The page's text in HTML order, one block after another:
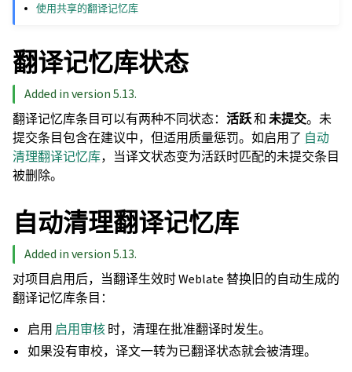
使用共享的翻译记忆库
翻译记忆库状态
Added in version 5.13.
翻译记忆库条目可以有两种不同状态： 活跃和未提交。未
提交条目包含在建议中，但适用质量惩罚。如启用了 自动
清理翻译记忆库，当译文状态变为活跃时匹配的未提交条目
被删除。
自动清理翻译记忆库
Added in version 5.13.
对项目启用后，当翻译生效时 Weblate 替换旧的自动生成的
翻译记忆库条目：
启用 启用审核时，清理在批准翻译时发生。
如果没有审校，译文一转为已翻译状态就会被清理。